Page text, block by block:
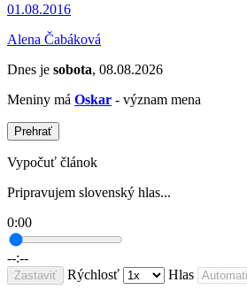
01.08.2016
Alena Čabáková
Dnes je sobota, 08.08.2026
Meniny má Oskar - význam mena
Prehrať
Vypočuť článok
Pripravujem slovenský hlas...
0:00
--:--
Zastaviť Rýchlosť Hlas